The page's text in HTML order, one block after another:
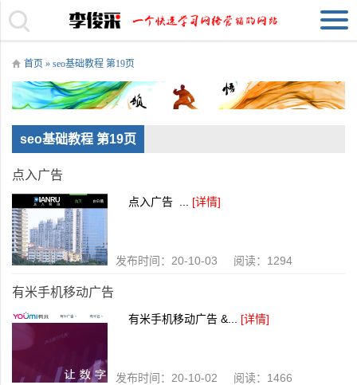
首页 » seo基础教程 第19页
seo基础教程 第19页
点入广告
点入广告 ... [详情]
发布时间：20-10-03 阅读：1294
有米手机移动广告
有米手机移动广告 &... [详情]
发布时间：20-10-02 阅读：1466